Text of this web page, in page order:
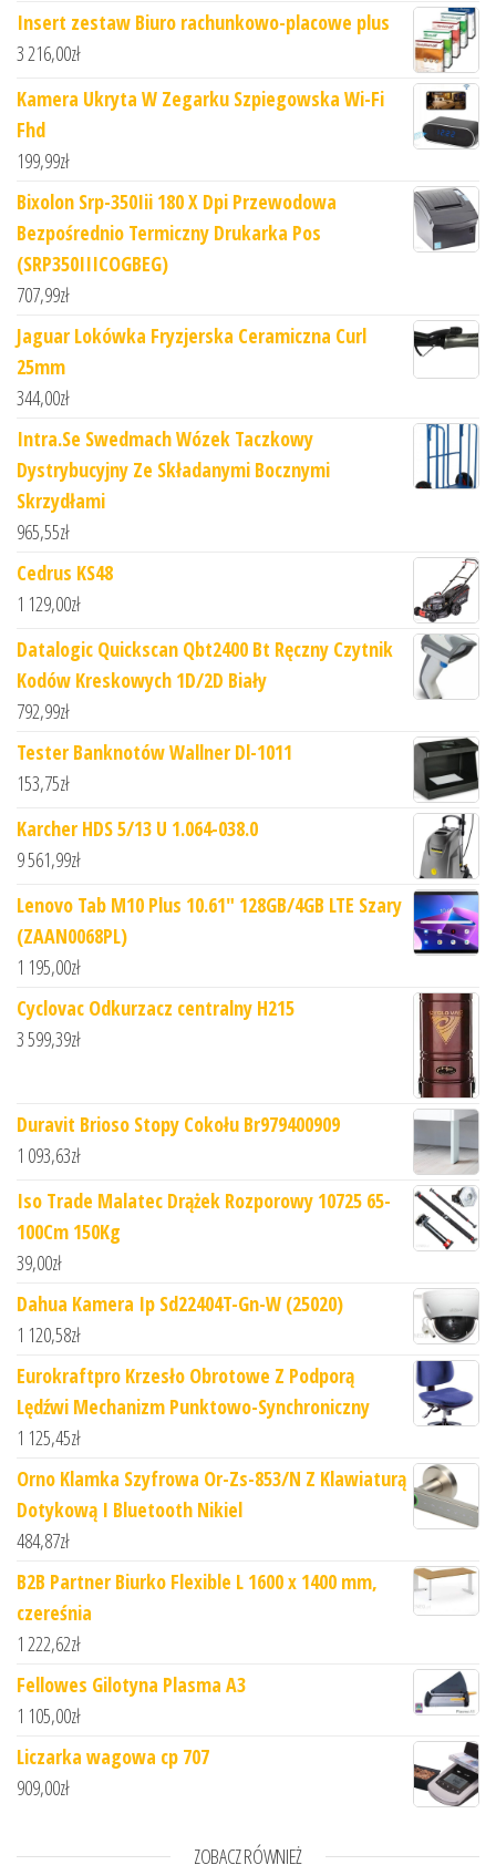
Insert zestaw Biuro rachunkowo-placowe plus
3 216,00zł
Kamera Ukryta W Zegarku Szpiegowska Wi-Fi
Fhd
199,99zł
Bixolon Srp-350Iii 180 X Dpi Przewodowa
Bezpośrednio Termiczny Drukarka Pos
(SRP350IIICOGBEG)
707,99zł
Jaguar Lokówka Fryzjerska Ceramiczna Curl
25mm
344,00zł
Intra.Se Swedmach Wózek Taczkowy
Dystrybucyjny Ze Składanymi Bocznymi
Skrzydłami
965,55zł
Cedrus KS48
1 129,00zł
Datalogic Quickscan Qbt2400 Bt Ręczny Czytnik
Kodów Kreskowych 1D/2D Biały
792,99zł
Tester Banknotów Wallner Dl-1011
153,75zł
Karcher HDS 5/13 U 1.064-038.0
9 561,99zł
Lenovo Tab M10 Plus 10.61" 128GB/4GB LTE Szary
(ZAAN0068PL)
1 195,00zł
Cyclovac Odkurzacz centralny H215
3 599,39zł
Duravit Brioso Stopy Cokołu Br979400909
1 093,63zł
Iso Trade Malatec Drążek Rozporowy 10725 65-
100Cm 150Kg
39,00zł
Dahua Kamera Ip Sd22404T-Gn-W (25020)
1 120,58zł
Eurokraftpro Krzesło Obrotowe Z Podporą
Lędźwi Mechanizm Punktowo-Synchroniczny
1 125,45zł
Orno Klamka Szyfrowa Or-Zs-853/N Z Klawiaturą
Dotykową I Bluetooth Nikiel
484,87zł
B2B Partner Biurko Flexible L 1600 x 1400 mm,
czereśnia
1 222,62zł
Fellowes Gilotyna Plasma A3
1 105,00zł
Liczarka wagowa cp 707
909,00zł
ZOBACZ RÓWNIEŻ